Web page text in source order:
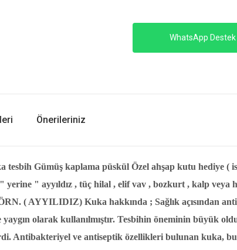
WhatsApp Destek
Önerileriniz
Gümüş kaplama püskül Özel ahşap kutu hediye (
" ayyıldız , tüç hilal , elif vav , bozkurt , kalp veya
( AYYILIDIZ) Kuka hakkında ; Sağlık açısından
olarak kullanılmıştır. Tesbihin öneminin büyük
Antibakteriyel ve antiseptik özellikleri bulunan kuka, bu